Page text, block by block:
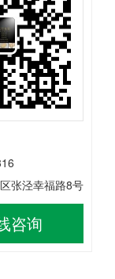
张泾幸福路8号
咨询